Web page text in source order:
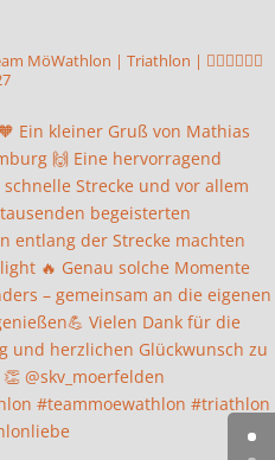
MöWathlon | Triathlon | 🏊‍♂️🚴‍♂️🏃‍♂️